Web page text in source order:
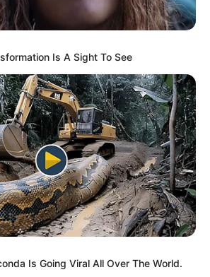
emléke a zenében, a
azok szívében él tovább, akik
Is A Sight To See
Is Going Viral All Over The World.